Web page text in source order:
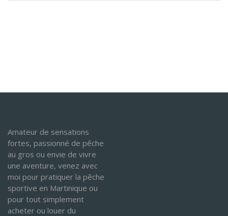
Amateur de sensations
fortes, passionné de pêche
au gros ou envie de vivre
une aventure, venez avec
moi pour pratiquer la pêche
sportive en Martinique ou
pour tout simplement
acheter ou louer du